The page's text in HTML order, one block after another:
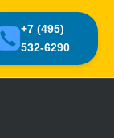
+7 (495)
532-6290